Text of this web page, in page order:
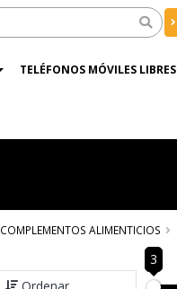
TELÉFONOS MÓVILES LIBRES
COMPLEMENTOS ALIMENTICIOS
3